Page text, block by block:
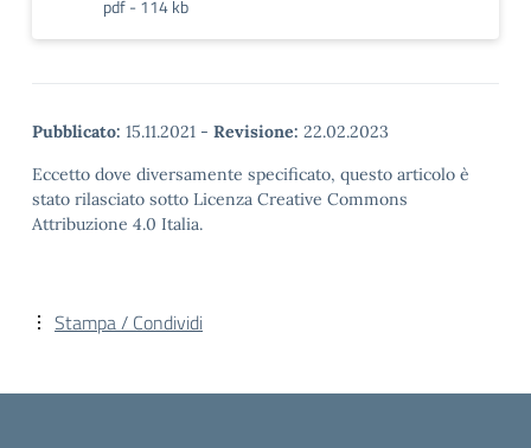
pdf - 114 kb
Pubblicato: 15.11.2021 - Revisione: 22.02.2023
Eccetto dove diversamente specificato, questo articolo è
stato rilasciato sotto Licenza Creative Commons
Attribuzione 4.0 Italia.
Stampa / Condividi